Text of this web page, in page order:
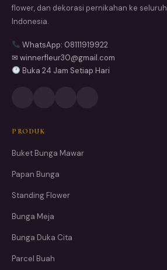
flower, dan dekorasi pernikahan ke seluruh
Indonesia.
WhatsApp: 08111919922
✉ winnerfleur30@gmail.com
Buka 24 Jam Setiap Hari
PRODUK
Buket Bunga Mawar
Papan Bunga
Standing Flower
Bunga Meja
Bunga Duka Cita
Parcel Buah